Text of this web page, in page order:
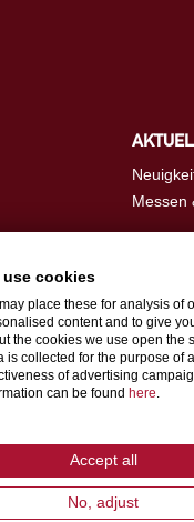
Messen
use cookies
place these for analysis of
content and to give
the cookies we use open the
is collected for the purpose of
of advertising
can be found here.
Accept all
No, adjust